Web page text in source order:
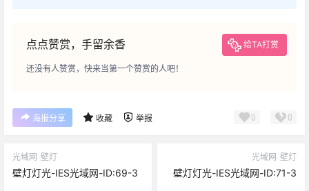
点点赞赏，手留余香 给TA打赏
还没有人赞赏，快来当第一个赞赏的人吧！
海报分享 收藏 举报 0 0
光域网 壁灯
壁灯灯光-IES光域网-ID:69-3
光域网 壁灯
壁灯灯光-IES光域网-ID:71-3